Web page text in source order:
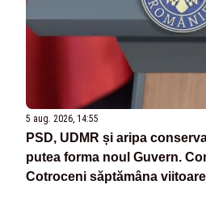
5 aug. 2026, 14:55
PSD, UDMR și aripa
putea forma noul Guvern.
Cotroceni săptămâna